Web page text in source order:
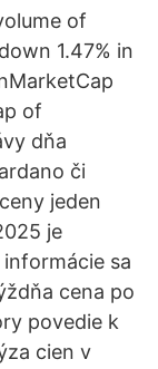
of
1.47% in
of
dňa
či
jeden
je
sa
cena po
povedie k
cien v